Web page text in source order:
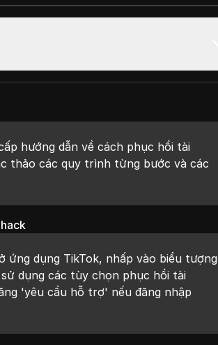
hướng dẫn về cách phục hồi tài
thảo các quy trình từng bước và các
ứng dụng TikTok, nhấp vào biểu tượng
dụng các tùy chọn phục hồi tài
'yêu cầu hỗ trợ' nếu đăng nhập